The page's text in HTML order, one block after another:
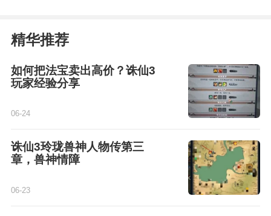
精华推荐
如何把法宝卖出高价？诛仙3
玩家经验分享
06-24
诛仙3玲珑兽神人物传第三
章，兽神情障
06-23